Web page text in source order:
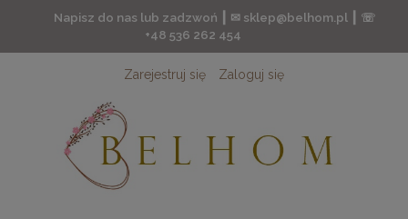
Napisz do nas lub zadzwoń ┃ ✉ sklep@belhom.pl ┃ ☏
+48 536 262 454
Zarejestruj się Zaloguj się